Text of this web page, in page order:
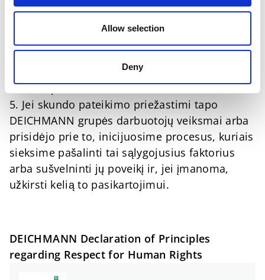
Allow selection
Deny
patikrinimų išlaidas padengia DEICHMANN.
4. Vėliau skundas gali būti išspręstas abipusiu
šalių susitarimu. Jei susitarti nepavyksta,
dėl skundo baigties išsamiai išnagrinėjusi
visus aspektus.
5. Jei skundo pateikimo priežastimi tapo
DEICHMANN grupės darbuotojų veiksmai arba
prisidėjo prie to, inicijuosime procesus, kuriais
sieksime pašalinti tai sąlygojusius faktorius
arba sušvelninti jų poveikį ir, jei įmanoma,
užkirsti kelią to pasikartojimui.
DEICHMANN Declaration of Principles
regarding Respect for Human Rights